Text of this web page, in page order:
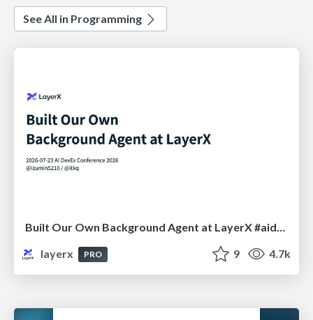
See All in Programming
layerx
PRO 9 4.7k